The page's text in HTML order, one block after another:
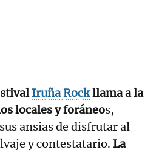
Iruña Rockllama a la
locales y foráneos,
ansias de disfrutar al
y contestatario. La